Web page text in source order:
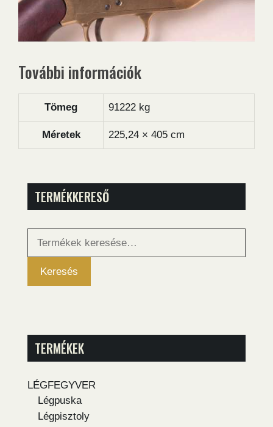
További információk
Tömeg 91222 kg
Méretek 225,24 × 405 cm
TERMÉKKERESŐ
Keresés
következőre:
Keresés
TERMÉKEK
LÉGFEGYVER
Légpuska
Légpisztoly